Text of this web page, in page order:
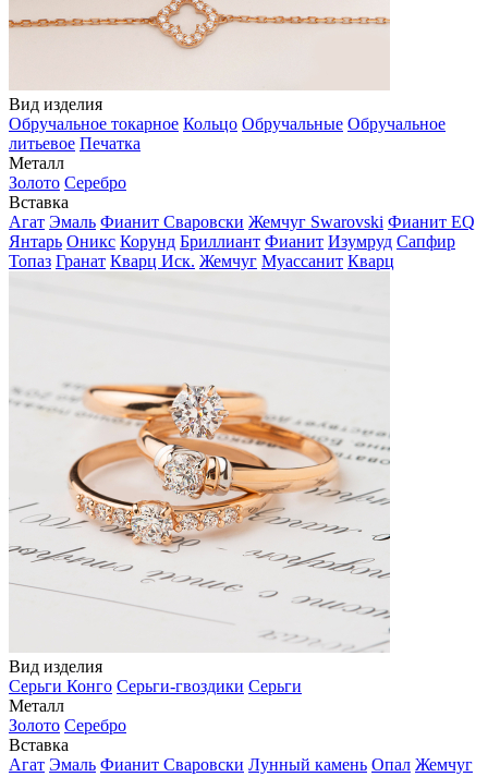
Вид изделия
Обручальное токарное Кольцо Обручальные Обручальное
литьевое Печатка
Металл
Золото Серебро
Вставка
Агат Эмаль Фианит Сваровски Жемчуг Swarovski Фианит EQ
Янтарь Оникс Корунд Бриллиант Фианит Изумруд Сапфир
Топаз Гранат Кварц Иск. Жемчуг Муассанит Кварц
Вид изделия
Серьги Конго Серьги-гвоздики Серьги
Металл
Золото Серебро
Вставка
Агат Эмаль Фианит Сваровски Лунный камень Опал Жемчуг